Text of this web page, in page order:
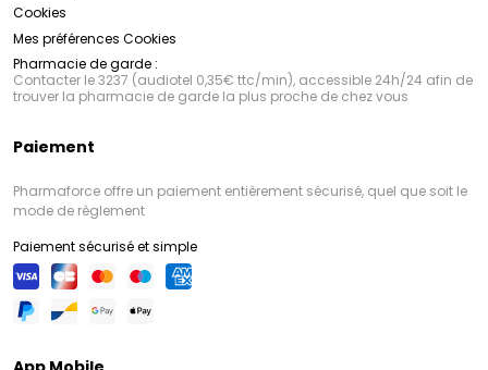
Cookies
Mes préférences Cookies
Pharmacie de garde :
Contacter le 3237 (audiotel 0,35€ ttc/min), accessible 24h/24 afin de
trouver la pharmacie de garde la plus proche de chez vous
Paiement
Pharmaforce offre un paiement entièrement sécurisé, quel que soit le
mode de règlement
Paiement sécurisé et simple